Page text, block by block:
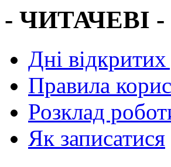
- ЧИТАЧЕВІ -
Дні
Правила
Розклад
Як записатися